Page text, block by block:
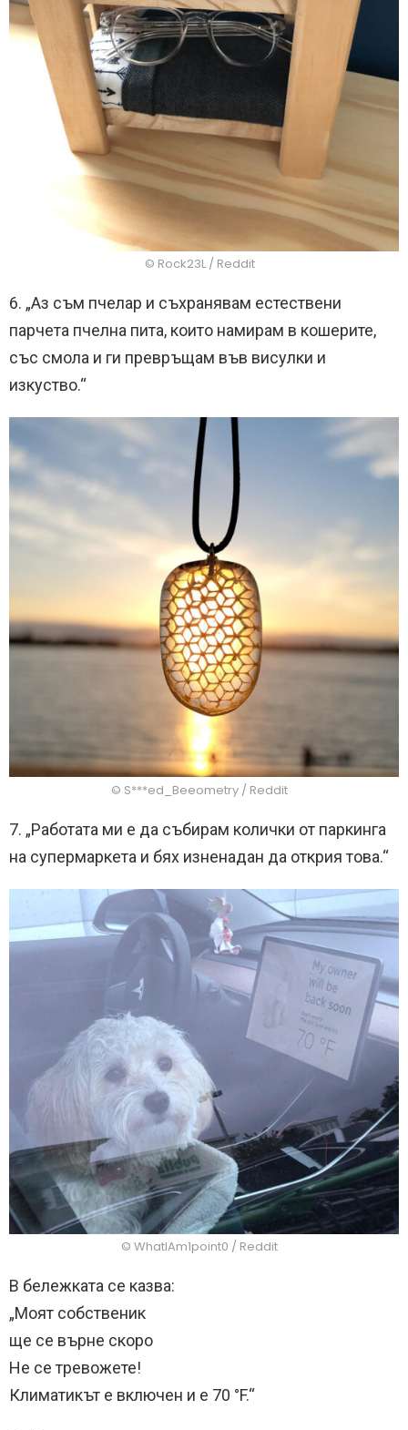
© Rock23L / Reddit
6. „Аз съм пчелар и съхранявам естествени
парчета пчелна пита, които намирам в кошерите,
със смола и ги превръщам във висулки и
изкуство.“
© S***ed_Beeometry / Reddit
7. „Работата ми е да събирам колички от паркинга
на супермаркета и бях изненадан да открия това.“
© WhatIAm1point0 / Reddit
В бележката се казва:
„Моят собственик
ще се върне скоро
Не се тревожете!
Климатикът е включен и е 70 °F.“